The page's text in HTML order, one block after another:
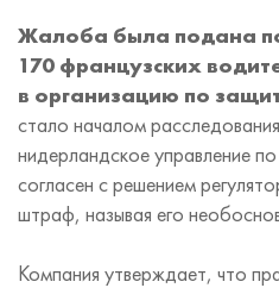
Жалоба была подана
170 французских
в организацию по
стало началом
нидерландское управление
согласен с решением
штраф, называя его
Компания утверждает, что